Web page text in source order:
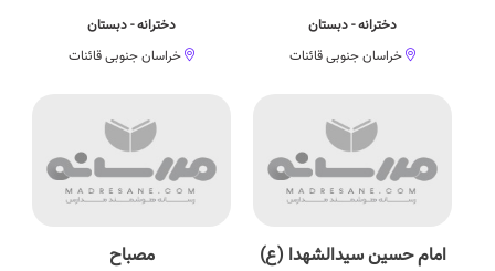
دخترانه - دبستان
خراسان جنوبی قائنات
دخترانه - دبستان
خراسان جنوبی قائنات
امام حسین سیدالشهدا (ع) مصباح